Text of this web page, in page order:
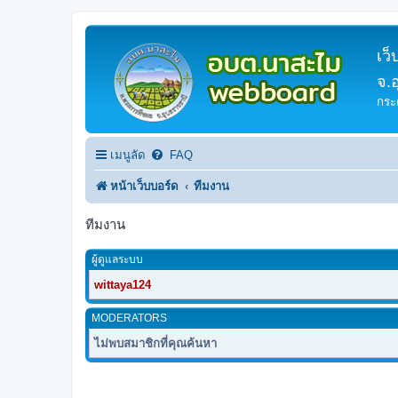
เ
จ.
กร
เมนูลัด FAQ
หน้าเว็บบอร์ด ทีมงาน
ทีมงาน
ผู้ดูแลระบบ
wittaya124
MODERATORS
ไม่พบสมาชิกที่คุณค้นหา